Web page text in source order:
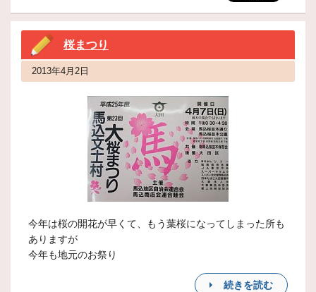
桜まつり
2013年4月2日
今年は桜の開花が早くて、もう葉桜になってしまった所も
ありますが
今年も地元のお祭り
続きを読む